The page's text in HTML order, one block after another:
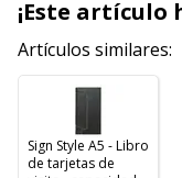
¡Este artículo
Artículos similares:
Sign Style A5 - Libro
de tarjetas de